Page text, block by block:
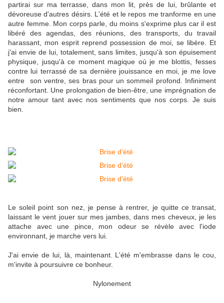
partirai sur ma terrasse, dans mon lit, près de lui, brûlante et
dévoreuse d'autres désirs. L'été et le repos me tranforme en une
autre femme. Mon corps parle, du moins s'exprime plus car il est
libéré des agendas, des réunions, des transports, du travail
harassant, mon esprit reprend possession de moi, se libère. Et
j'ai envie de lui, totalement, sans limites, jusqu'à son épuisement
physique, jusqu'à ce moment magique où je me blottis, fesses
contre lui terrassé de sa dernière jouissance en moi, je me love
entre son ventre, ses bras pour un sommeil profond. Infiniment
réconfortant. Une prolongation de bien-être, une imprégnation de
notre amour tant avec nos sentiments que nos corps. Je suis
bien.
Le soleil point son nez, je pense à rentrer, je quitte ce transat,
laissant le vent jouer sur mes jambes, dans mes cheveux, je les
attache avec une pince, mon odeur se révèle avec l'iode
environnant, je marche vers lui.
J'ai envie de lui, là, maintenant. L'été m'embrasse dans le cou,
m'invite à poursuivre ce bonheur.
Nylonement